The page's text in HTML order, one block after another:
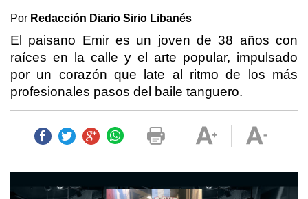
Por Redacción Diario Sirio Libanés
El paisano Emir es un joven de 38 años con
raíces en la calle y el arte popular, impulsado
por un corazón que late al ritmo de los más
profesionales pasos del baile tanguero.